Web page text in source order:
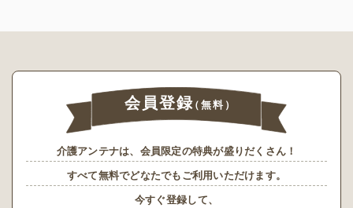
会員登録（無料）
介護アンテナは、会員限定の特典が盛りだくさん！
すべて無料でどなたでもご利用いただけます。
今すぐ登録して、